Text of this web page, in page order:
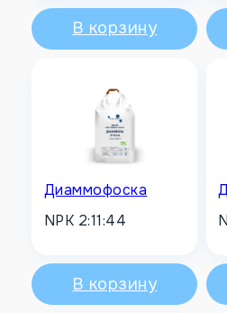
В корзину
Диаммофоска
NPK 2:11:44
В корзину